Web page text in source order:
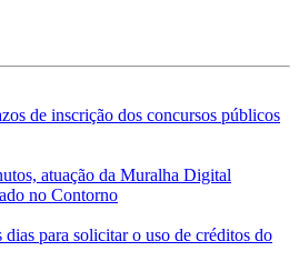
de inscrição dos concursos públicos
atuação da Muralha Digital
no Contorno
para solicitar o uso de créditos do